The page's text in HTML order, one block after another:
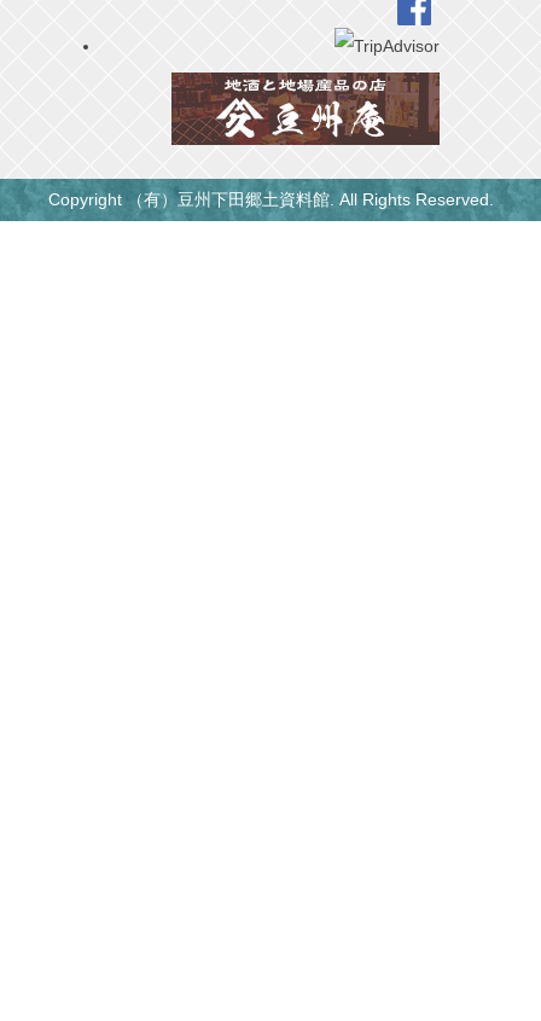
Copyright （有）豆州下田郷土資料館. All Rights Reserved.